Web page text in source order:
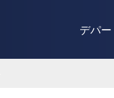
デパー